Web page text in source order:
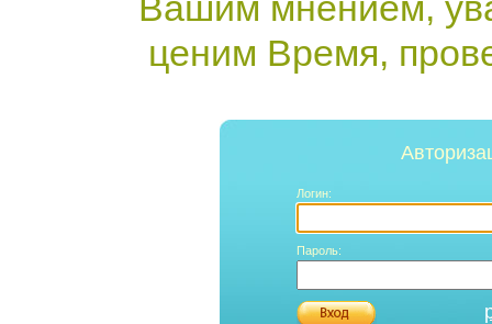
ценим Время,
Логин:
Пароль: